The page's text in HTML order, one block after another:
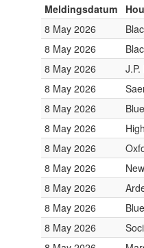
Meldingsdatum
8 May 2026
8 May 2026
8 May 2026
8 May 2026
8 May 2026
8 May 2026
8 May 2026
8 May 2026
8 May 2026
8 May 2026
8 May 2026